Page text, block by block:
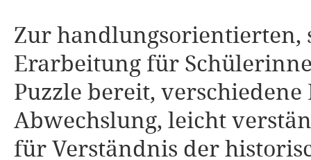
Zur handlungsorientierten,
Erarbeitung für
Puzzle bereit,
Abwechslung, leicht
für Verständnis der